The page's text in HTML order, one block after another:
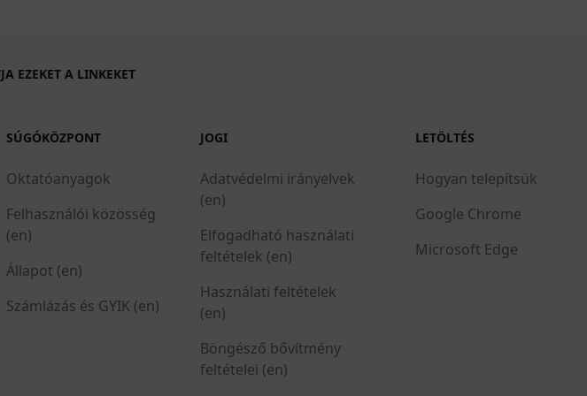
EZEKET A LINKEKET
SÚGÓKÖZPONT
Oktatóanyagok
Felhasználói közösség
(en)
Állapot (en)
Számlázás és GYIK (en)
JOGI
Adatvédelmi irányelvek
(en)
Elfogadható használati
feltételek (en)
Használati feltételek
(en)
Böngésző bővítmény
feltételei (en)
LETÖLTÉS
Hogyan telepítsük
Google Chrome
Microsoft Edge